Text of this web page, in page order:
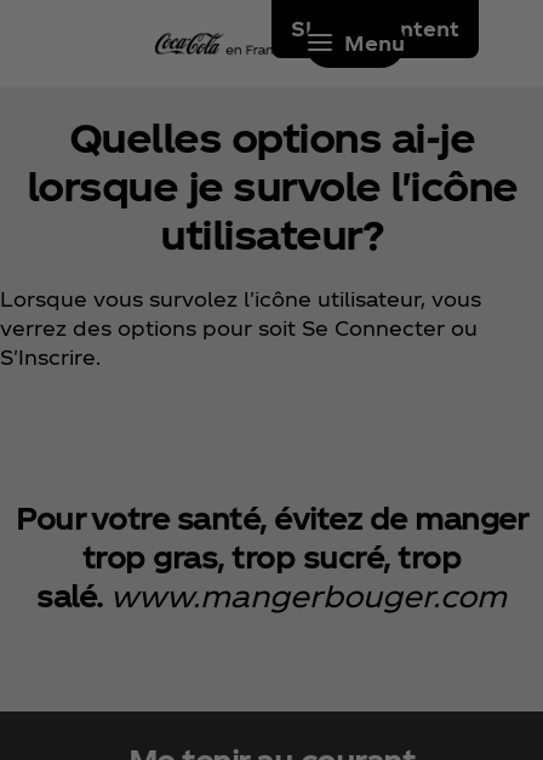
Skip to content
Menu
Quelles options ai-je
lorsque je survole l'icône
utilisateur?
Lorsque vous survolez l'icône utilisateur, vous
verrez des options pour soit Se Connecter ou
S'Inscrire.
Pour votre santé, évitez de manger
trop gras, trop sucré, trop
salé. www.mangerbouger.com